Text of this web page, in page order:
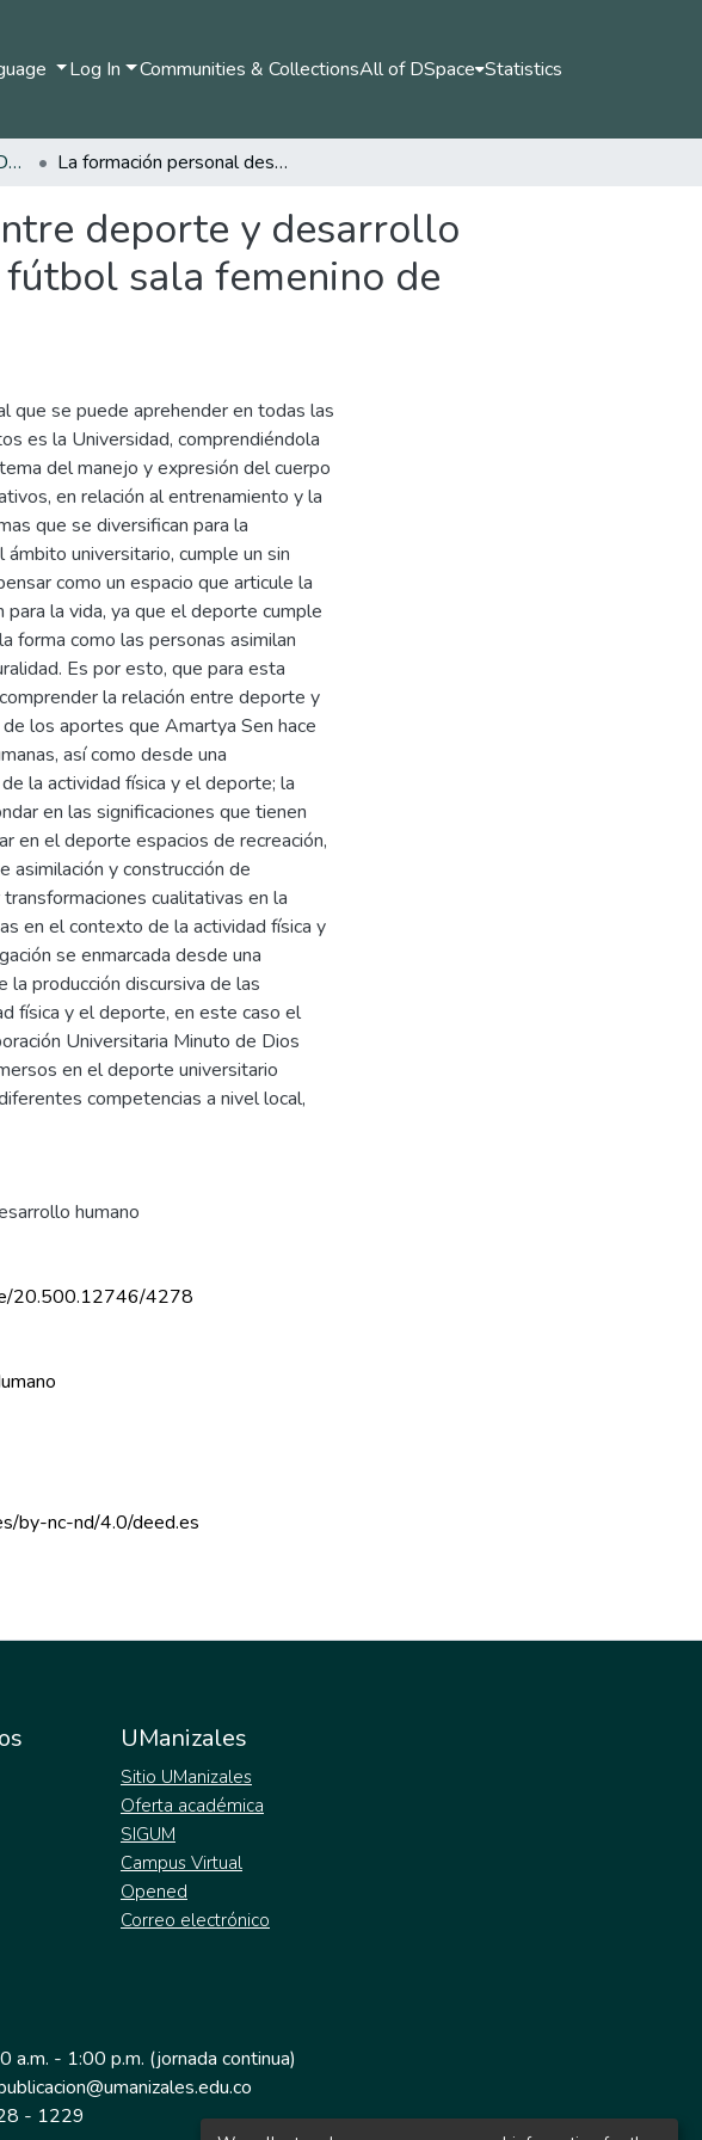
Log In Communities & CollectionsAll of DSpace Statistics
Maestria en Educación y Desarrollo Humano La formación personal desde la relación entre deporte y desarrollo humano en estudiantes de la selección de fútbol sala femenino de Uniminuto Bello
deporte y desarrollo
sala femenino de
que se puede aprehender en todas las
es la Universidad, comprendiéndola
del manejo y expresión del cuerpo
en relación al entrenamiento y la
que se diversifican para la
universitario, cumple un sin
como un espacio que articule la
la vida, ya que el deporte cumple
forma como las personas asimilan
Es por esto, que para esta
la relación entre deporte y
los aportes que Amartya Sen hace
así como desde una
la actividad física y el deporte; la
en las significaciones que tienen
en el deporte espacios de recreación,
asimilación y construcción de
cualitativas en la
en el contexto de la actividad física y
se enmarcada desde una
producción discursiva de las
física y el deporte, en este caso el
Universitaria Minuto de Dios
en el deporte universitario
competencias a nivel local,
humano
20.500.12746/4278
by-nc-nd/4.0/deed.es
UManizales
Sitio UManizales
Oferta académica
SIGUM
Campus Virtual
Opened
Correo electrónico
a.m. - 1:00 p.m. (jornada continua)
- 1229